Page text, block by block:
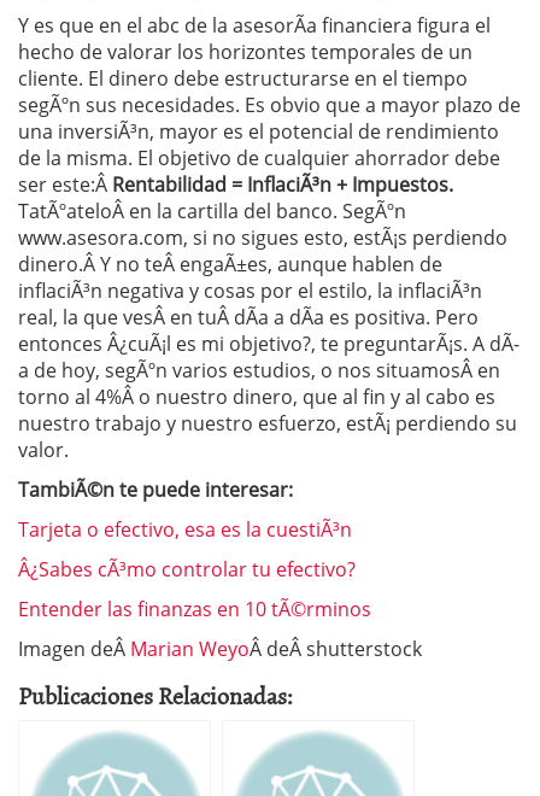
Y es que en el abc de la asesorÃ­a financiera figura el
hecho de valorar los horizontes temporales de un
cliente. El dinero debe estructurarse en el tiempo
segÃºn sus necesidades. Es obvio que a mayor plazo de
una inversiÃ³n, mayor es el potencial de rendimiento
de la misma. El objetivo de cualquier ahorrador debe
ser este:Â Rentabilidad = InflaciÃ³n + Impuestos.
TatÃºateloÂ en la cartilla del banco. SegÃºn
www.asesora.com, si no sigues esto, estÃ¡s perdiendo
dinero.Â Y no teÂ engaÃ±es, aunque hablen de
inflaciÃ³n negativa y cosas por el estilo, la inflaciÃ³n
real, la que vesÂ en tuÂ dÃ­a a dÃ­a es positiva. Pero
entonces Â¿cuÃ¡l es mi objetivo?, te preguntarÃ¡s. A dÃ­
a de hoy, segÃºn varios estudios, o nos situamosÂ en
torno al 4%Â o nuestro dinero, que al fin y al cabo es
nuestro trabajo y nuestro esfuerzo, estÃ¡ perdiendo su
valor.
TambiÃ©n te puede interesar:
Tarjeta o efectivo, esa es la cuestiÃ³n
Â¿Sabes cÃ³mo controlar tu efectivo?
Entender las finanzas en 10 tÃ©rminos
Imagen deÂ Marian WeyoÂ deÂ shutterstock
Publicaciones Relacionadas: